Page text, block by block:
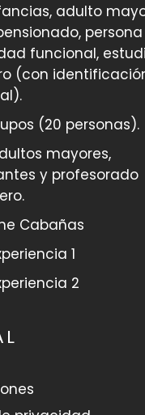
adulto
pensionado,
funcional,
(con
(20 personas).
mayores,
y profesorado
Cabañas
1
2